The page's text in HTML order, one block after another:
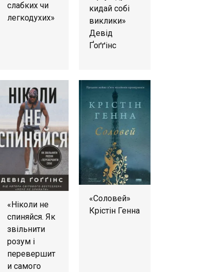
слабких чи
легкодухих»
кидай собі
виклики»
Девід
Ґоґґінс
«Ніколи не
спиняйся. Як
звільнити
розум і
перевершит
и самого
«Соловей»
Крістін Генна